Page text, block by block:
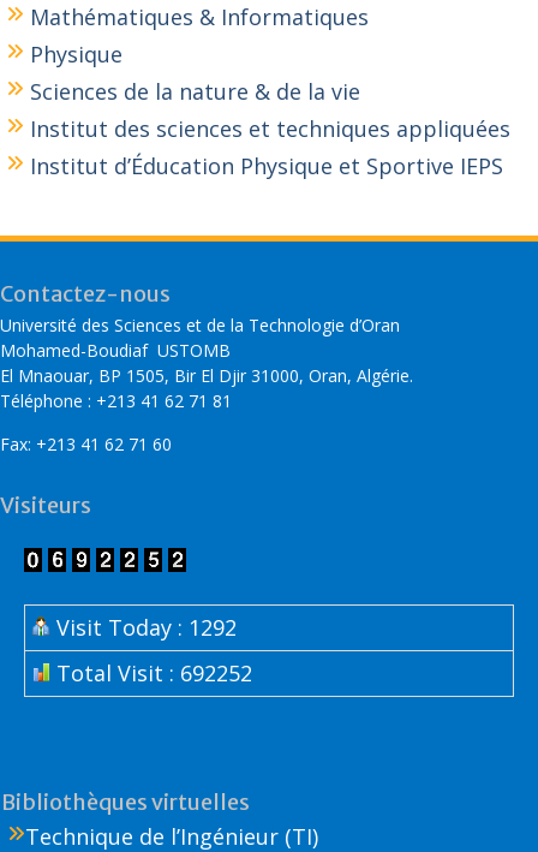
Mathématiques & Informatiques
Physique
Sciences de la nature & de la vie
Institut des sciences et techniques appliquées
Institut d’Éducation Physique et Sportive IEPS
Contactez-nous
Université des Sciences et de la Technologie d’Oran
Mohamed-Boudiaf USTOMB
El Mnaouar, BP 1505, Bir El Djir 31000, Oran, Algérie.
Téléphone : +213 41 62 71 81
Fax: +213 41 62 71 60
Visiteurs
Visit Today : 1292
Total Visit : 692252
Bibliothèques virtuelles
Technique de l’Ingénieur (TI)